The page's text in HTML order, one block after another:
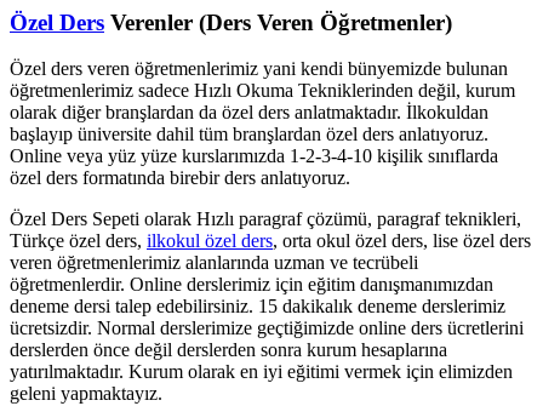
Özel Ders Verenler (Ders Veren Öğretmenler)
Özel ders veren öğretmenlerimiz yani kendi bünyemizde bulunan
öğretmenlerimiz sadece Hızlı Okuma Tekniklerinden değil, kurum
olarak diğer branşlardan da özel ders anlatmaktadır. İlkokuldan
başlayıp üniversite dahil tüm branşlardan özel ders anlatıyoruz.
Online veya yüz yüze kurslarımızda 1-2-3-4-10 kişilik sınıflarda
özel ders formatında birebir ders anlatıyoruz.
Özel Ders Sepeti olarak Hızlı paragraf çözümü, paragraf teknikleri,
Türkçe özel ders, ilkokul özel ders, orta okul özel ders, lise özel ders
veren öğretmenlerimiz alanlarında uzman ve tecrübeli
öğretmenlerdir. Online derslerimiz için eğitim danışmanımızdan
deneme dersi talep edebilirsiniz. 15 dakikalık deneme derslerimiz
ücretsizdir. Normal derslerimize geçtiğimizde online ders ücretlerini
derslerden önce değil derslerden sonra kurum hesaplarına
yatırılmaktadır. Kurum olarak en iyi eğitimi vermek için elimizden
geleni yapmaktayız.